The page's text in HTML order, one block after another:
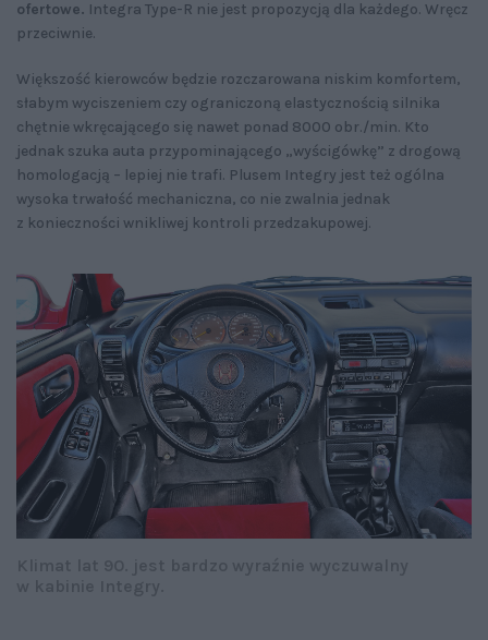
ofertowe. Integra Type-R nie jest propozycją dla każdego. Wręcz
przeciwnie.
Większość kierowców będzie rozczarowana niskim komfortem,
słabym wyciszeniem czy ograniczoną elastycznością silnika
chętnie wkręcającego się nawet ponad 8000 obr./min. Kto
jednak szuka auta przypominającego „wyścigówkę” z drogową
homologacją – lepiej nie trafi. Plusem Integry jest też ogólna
wysoka trwałość mechaniczna, co nie zwalnia jednak
z konieczności wnikliwej kontroli przedzakupowej.